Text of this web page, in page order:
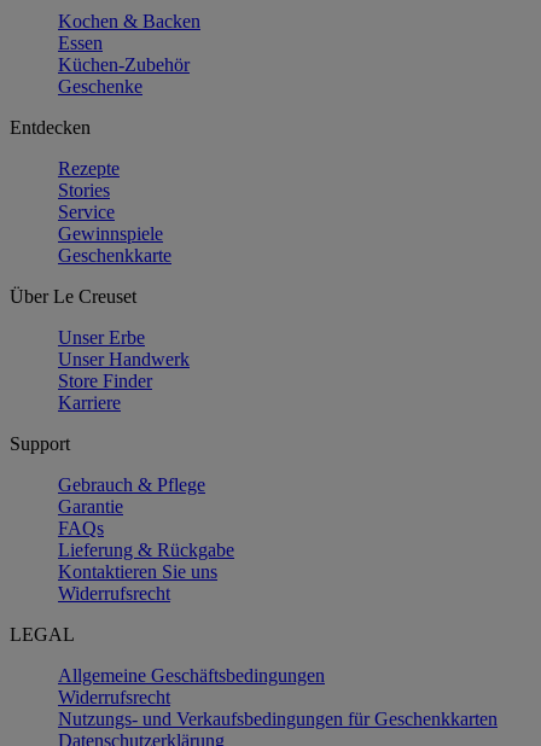
Kochen & Backen
Essen
Küchen-Zubehör
Geschenke
Entdecken
Rezepte
Stories
Service
Gewinnspiele
Geschenkkarte
Über Le Creuset
Unser Erbe
Unser Handwerk
Store Finder
Karriere
Support
Gebrauch & Pflege
Garantie
FAQs
Lieferung & Rückgabe
Kontaktieren Sie uns
Widerrufsrecht
LEGAL
Allgemeine Geschäftsbedingungen
Widerrufsrecht
Nutzungs- und Verkaufsbedingungen für Geschenkkarten
Datenschutzerklärung